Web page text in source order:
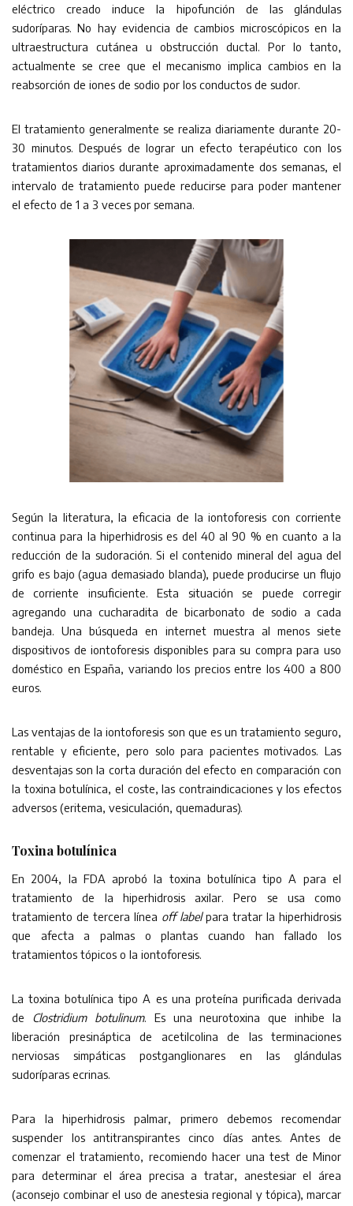
eléctrico creado induce la hipofunción de las glándulas
sudoríparas. No hay evidencia de cambios microscópicos en la
ultraestructura cutánea u obstrucción ductal. Por lo tanto,
actualmente se cree que el mecanismo implica cambios en la
reabsorción de iones de sodio por los conductos de sudor.
El tratamiento generalmente se realiza diariamente durante 20-
30 minutos. Después de lograr un efecto terapéutico con los
tratamientos diarios durante aproximadamente dos semanas, el
intervalo de tratamiento puede reducirse para poder mantener
el efecto de 1 a 3 veces por semana.
Según la literatura, la eficacia de la iontoforesis con corriente
continua para la hiperhidrosis es del 40 al 90 % en cuanto a la
reducción de la sudoración. Si el contenido mineral del agua del
grifo es bajo (agua demasiado blanda), puede producirse un flujo
de corriente insuficiente. Esta situación se puede corregir
agregando una cucharadita de bicarbonato de sodio a cada
bandeja. Una búsqueda en internet muestra al menos siete
dispositivos de iontoforesis disponibles para su compra para uso
doméstico en España, variando los precios entre los 400 a 800
euros.
Las ventajas de la iontoforesis son que es un tratamiento seguro,
rentable y eficiente, pero solo para pacientes motivados. Las
desventajas son la corta duración del efecto en comparación con
la toxina botulínica, el coste, las contraindicaciones y los efectos
adversos (eritema, vesiculación, quemaduras).
Toxina botulínica
En 2004, la FDA aprobó la toxina botulínica tipo A para el
tratamiento de la hiperhidrosis axilar. Pero se usa como
tratamiento de tercera línea off labelpara tratar la hiperhidrosis
que afecta a palmas o plantas cuando han fallado los
tratamientos tópicos o la iontoforesis.
La toxina botulínica tipo A es una proteína purificada derivada
de Clostridium botulinum. Es una neurotoxina que inhibe la
liberación presináptica de acetilcolina de las terminaciones
nerviosas simpáticas postganglionares en las glándulas
sudoríparas ecrinas.
Para la hiperhidrosis palmar, primero debemos recomendar
suspender los antitranspirantes cinco días antes. Antes de
comenzar el tratamiento, recomiendo hacer una test de Minor
para determinar el área precisa a tratar, anestesiar el área
(aconsejo combinar el uso de anestesia regional y tópica), marcar